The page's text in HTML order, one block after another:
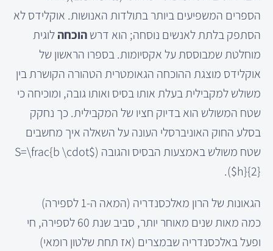
הספרים המשפיעים ביותר בתולדות האנושות. אוקלידס לא
הסתפק בלתת לאנשים נוסחה; הוא דרשהוכחהלוגית
מוחלטת שמבוססת על אקסיומות. בספרו הראשון של
אוקלידס מוצגת ההוכחה הגאומטרית הטהורה הקושרת בין
משולש למקבילית בעלת אותו בסיס ואותו גובה, ומוכיחה כי
שטח המשולש הוא בדיוק חציו של המקבילית. כך נחקק
בסלע החוק האוניברסלי העונה על השאלה איך מחשבים
שטח משולש באמצעות הבסיס והגובה ( $S=\frac{b \cdot
h}{2}$
).
הגאונות של הרון מאלכסנדריה (המאה ה-1 לספירה)
כמה מאות שנים מאוחר יותר, סביב שנת 60 לספירה, חי
ופעל באלכסנדריה שבמצרים (אז תחת שלטון רומאי)